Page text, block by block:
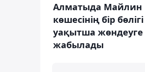
Алматыда Майлин
көшесінің бір бөлігі
уақытша жөндеуге
жабылады